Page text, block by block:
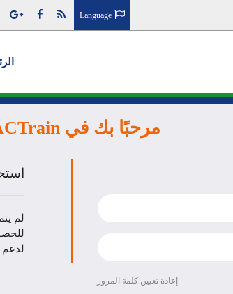
Language
مرحبًا بك في ACTrain!
إعادة تعيين كلمة المرور
لم
لدعم